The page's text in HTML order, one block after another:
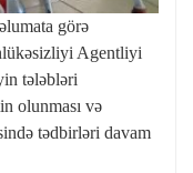
görə
Agentliyi
tələbləri
olunması və
tədbirləri davam